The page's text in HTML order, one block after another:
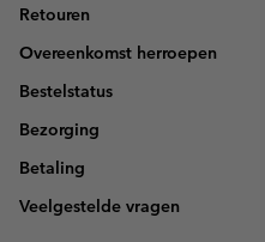
Retouren
Overeenkomst herroepen
Bestelstatus
Bezorging
Betaling
Veelgestelde vragen